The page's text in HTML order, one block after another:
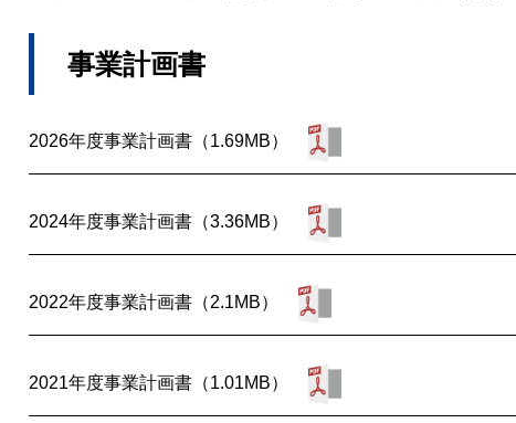
事業計画書
2026年度事業計画書（1.69MB）
2024年度事業計画書（3.36MB）
2022年度事業計画書（2.1MB）
2021年度事業計画書（1.01MB）